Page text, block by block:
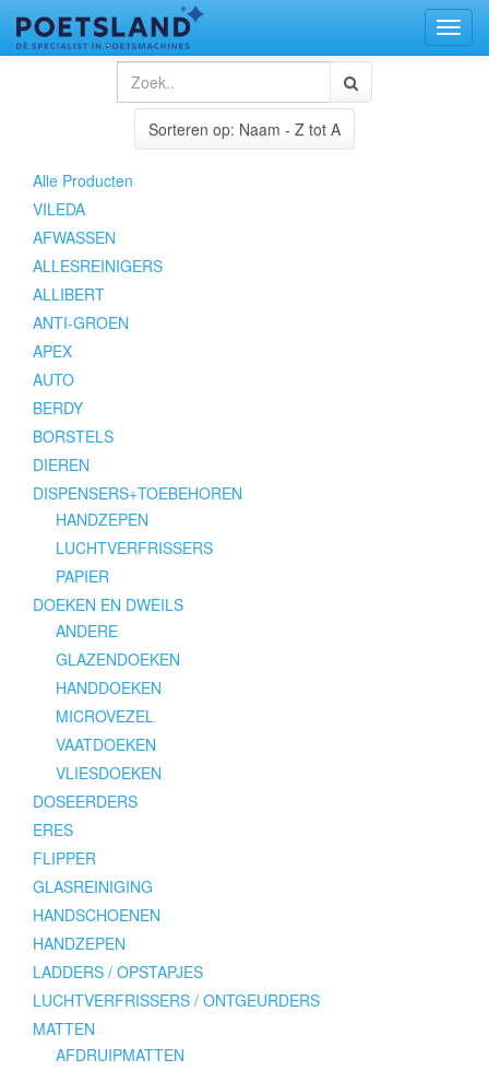
Sorteren op: Naam - Z tot A
Alle Producten
VILEDA
AFWASSEN
ALLESREINIGERS
ALLIBERT
ANTI-GROEN
APEX
AUTO
BERDY
BORSTELS
DIEREN
DISPENSERS+TOEBEHOREN
HANDZEPEN
LUCHTVERFRISSERS
PAPIER
DOEKEN EN DWEILS
ANDERE
GLAZENDOEKEN
HANDDOEKEN
MICROVEZEL
VAATDOEKEN
VLIESDOEKEN
DOSEERDERS
ERES
FLIPPER
GLASREINIGING
HANDSCHOENEN
HANDZEPEN
LADDERS / OPSTAPJES
LUCHTVERFRISSERS / ONTGEURDERS
MATTEN
AFDRUIPMATTEN